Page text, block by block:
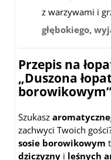
z warzywami i
głębokiego,
Przepis na
„Duszona
borowikowym”
Szukasz
zachwyci Twoich
sosie borowikowym
dziczyzny i leśnych